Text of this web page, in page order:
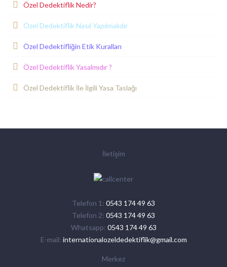
Özel Dedektiflik Nedir?
Özel Dedektiflik Nasıl Yapılmalıdır
Özel Dedektifliğin Etik Kuralları
Özel Dedektiflik Yasalmıdır ?
Özel Dedektiflik İle İlgili Yasa Taslağı
İletişim
Telefon 1: 0543 174 49 63
Telefon 2: 0543 174 49 63
Whatsapp: 0543 174 49 63
E-mail: internationalozeldedektiflik@gmail.com
Merkez